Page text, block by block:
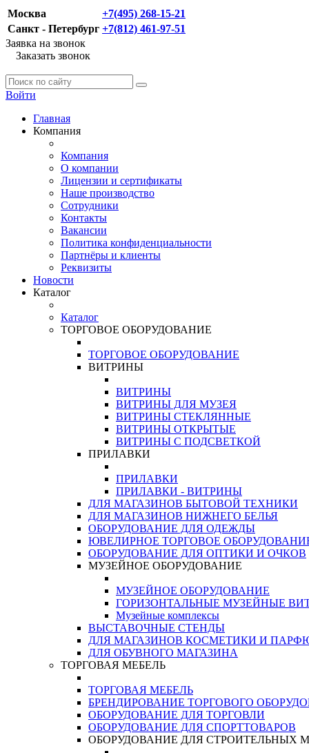
Москва
+7(495) 268-15-21
Санкт - Петербург +7(812) 461-97-51
Заявка на звонок
Заказать звонок
Войти
Главная
Компания
Компания
О компании
Лицензии и сертификаты
Наше производство
Сотрудники
Контакты
Вакансии
Политика конфиденциальности
Партнёры и клиенты
Реквизиты
Новости
Каталог
Каталог
ТОРГОВОЕ ОБОРУДОВАНИЕ
ТОРГОВОЕ ОБОРУДОВАНИЕ
ВИТРИНЫ
ВИТРИНЫ
ВИТРИНЫ ДЛЯ МУЗЕЯ
ВИТРИНЫ СТЕКЛЯННЫЕ
ВИТРИНЫ ОТКРЫТЫЕ
ВИТРИНЫ С ПОДСВЕТКОЙ
ПРИЛАВКИ
ПРИЛАВКИ
ПРИЛАВКИ - ВИТРИНЫ
ДЛЯ МАГАЗИНОВ БЫТОВОЙ ТЕХНИКИ
ДЛЯ МАГАЗИНОВ НИЖНЕГО БЕЛЬЯ
ОБОРУДОВАНИЕ ДЛЯ ОДЕЖДЫ
ЮВЕЛИРНОЕ ТОРГОВОЕ
ОБОРУДОВАНИЕ ДЛЯ ОПТИКИ И ОЧКОВ
МУЗЕЙНОЕ ОБОРУДОВАНИЕ
МУЗЕЙНОЕ ОБОРУДОВАНИЕ
ГОРИЗОНТАЛЬНЫЕ МУЗЕЙНЫЕ
Музейные комплексы
ВЫСТАВОЧНЫЕ СТЕНДЫ
ДЛЯ МАГАЗИНОВ КОСМЕТИКИ И
ДЛЯ ОБУВНОГО МАГАЗИНА
ТОРГОВАЯ МЕБЕЛЬ
ТОРГОВАЯ МЕБЕЛЬ
БРЕНДИРОВАНИЕ ТОРГОВОГО
ОБОРУДОВАНИЕ ДЛЯ ТОРГОВЛИ
ОБОРУДОВАНИЕ ДЛЯ СПОРТТОВАРОВ
ОБОРУДОВАНИЕ ДЛЯ СТРОИТЕЛЬНЫХ